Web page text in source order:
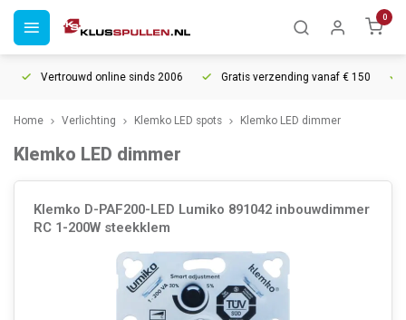
0
Vertrouwd online sinds 2006 Gratis verzending vanaf € 150 5%
Home Verlichting Klemko LED spots Klemko LED dimmer
Klemko LED dimmer
Klemko D-PAF200-LED Lumiko 891042 inbouwdimmer
RC 1-200W steekklem